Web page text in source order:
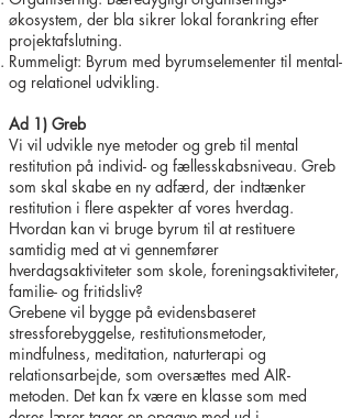
økosystem, der bla sikrer lokal forankring efter
projektafslutning.
Rummeligt: Byrum med byrumselementer til mental-
og relationel udvikling.
Ad 1) Greb
Vi vil udvikle nye metoder og greb til mental
restitution på individ- og fællesskabsniveau. Greb
som skal skabe en ny adfærd, der indtænker
restitution i flere aspekter af vores hverdag.
Hvordan kan vi bruge byrum til at restituere
samtidig med at vi gennemfører
hverdagsaktiviteter som skole, foreningsaktiviteter,
familie- og fritidsliv?
Grebene vil bygge på evidensbaseret
stressforebyggelse, restitutionsmetoder,
mindfulness, meditation, naturterapi og
relationsarbejde, som oversættes med AIR-
metoden. Det kan fx være en klasse som med